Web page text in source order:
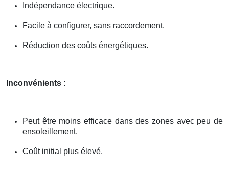
Indépendance électrique.
Facile à configurer, sans raccordement.
Réduction des coûts énergétiques.
Inconvénients :
Peut être moins efficace dans des zones avec peu de
ensoleillement.
Coût initial plus élevé.